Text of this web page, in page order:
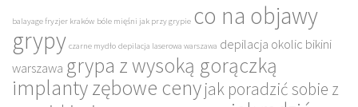
balayage fryzjer kraków bóle mięśni jak przy grypie co na objawy
grypy czarne mydło depilacja laserowa warszawa depilacja okolic bikini
warszawa grypa z wysoką gorączką
implanty zębowe cenyjak poradzić sobie z